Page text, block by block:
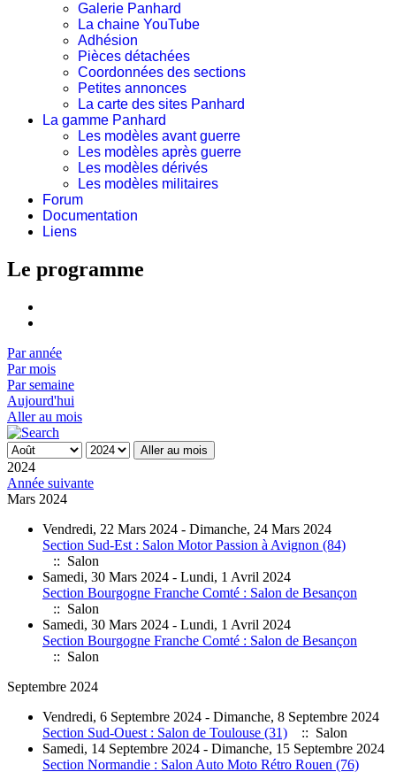
Galerie Panhard
La chaine YouTube
Adhésion
Pièces détachées
Coordonnées des sections
Petites annonces
La carte des sites Panhard
La gamme Panhard
Les modèles avant guerre
Les modèles après guerre
Les modèles dérivés
Les modèles militaires
Forum
Documentation
Liens
Le programme
Par année
Par mois
Par semaine
Aujourd'hui
Aller au mois
Aller au mois
2024
Année suivante
Mars 2024
Vendredi, 22 Mars 2024 - Dimanche, 24 Mars 2024
Section Sud-Est : Salon Motor Passion à Avignon (84)
:: Salon
Samedi, 30 Mars 2024 - Lundi, 1 Avril 2024
Section Bourgogne Franche Comté : Salon de Besançon
:: Salon
Samedi, 30 Mars 2024 - Lundi, 1 Avril 2024
Section Bourgogne Franche Comté : Salon de Besançon
:: Salon
Septembre 2024
Vendredi, 6 Septembre 2024 - Dimanche, 8 Septembre 2024
Section Sud-Ouest : Salon de Toulouse (31)
:: Salon
Samedi, 14 Septembre 2024 - Dimanche, 15 Septembre 2024
Section Normandie : Salon Auto Moto Rétro Rouen (76)